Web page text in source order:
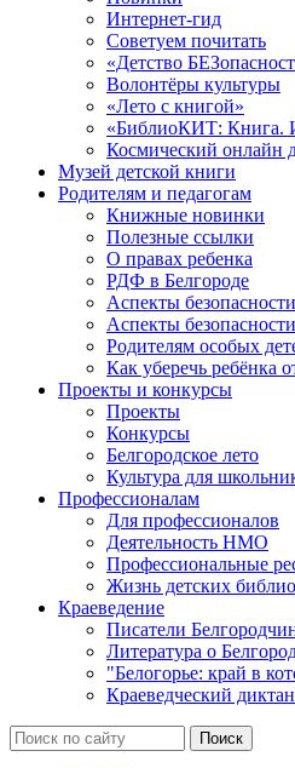
Интернет-гид
Советуем почитать
«Детство
Волонтёры культуры
«Лето с книгой»
«БиблиоКИТ: Книга.
Космический онлайн
Музей детской книги
Родителям и педагогам
Книжные новинки
Полезные ссылки
О правах ребенка
РДФ в Белгороде
Аспекты
Аспекты
Родителям особых
Как уберечь ребёнка
Проекты и конкурсы
Проекты
Конкурсы
Белгородское лето
Культура для
Профессионалам
Для профессионалов
Деятельность НМО
Профессиональные
Жизнь детских
Краеведение
Писатели
Литература о
"Белогорье: край в
Краеведческий